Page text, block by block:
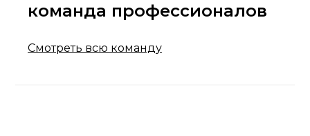
команда профессионалов
Смотреть всю команду